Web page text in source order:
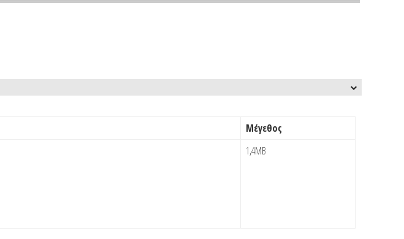
Μέγεθος
1,4MB